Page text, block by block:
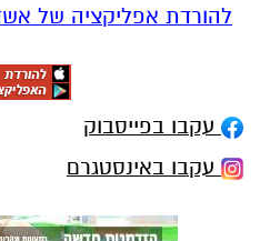
להורדת אפליקציה של
עקבו בפייסבוק
עקבו באינסטגרם